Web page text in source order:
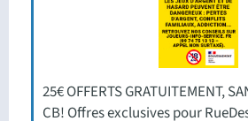
25€ OFFERTS GRATUITEMENT,
CB! Offres exclusives pour